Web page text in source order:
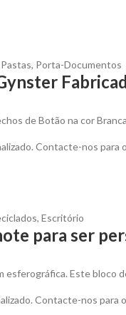
Pastas, Porta-Documentos
de Botão na cor
Contacte-nos
, Escritório
para ser
esferográfica. Este bloco
Contacte-nos